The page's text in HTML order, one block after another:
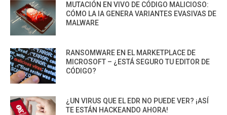
MUTACIÓN EN VIVO DE CÓDIGO MALICIOSO:
CÓMO LA IA GENERA VARIANTES EVASIVAS DE
MALWARE
RANSOMWARE EN EL MARKETPLACE DE
MICROSOFT – ¿ESTÁ SEGURO TU EDITOR DE
CÓDIGO?
¿UN VIRUS QUE EL EDR NO PUEDE VER? ¡ASÍ
TE ESTÁN HACKEANDO AHORA!